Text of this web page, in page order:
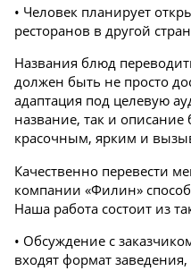
• Человек планирует
ресторанов в другой
Названия блюд
должен быть не просто
адаптация под целевую
название, так и
красочным, ярким и
Качественно перевести
компании «Филин»
Наша работа состоит из
• Обсуждение с
входят формат